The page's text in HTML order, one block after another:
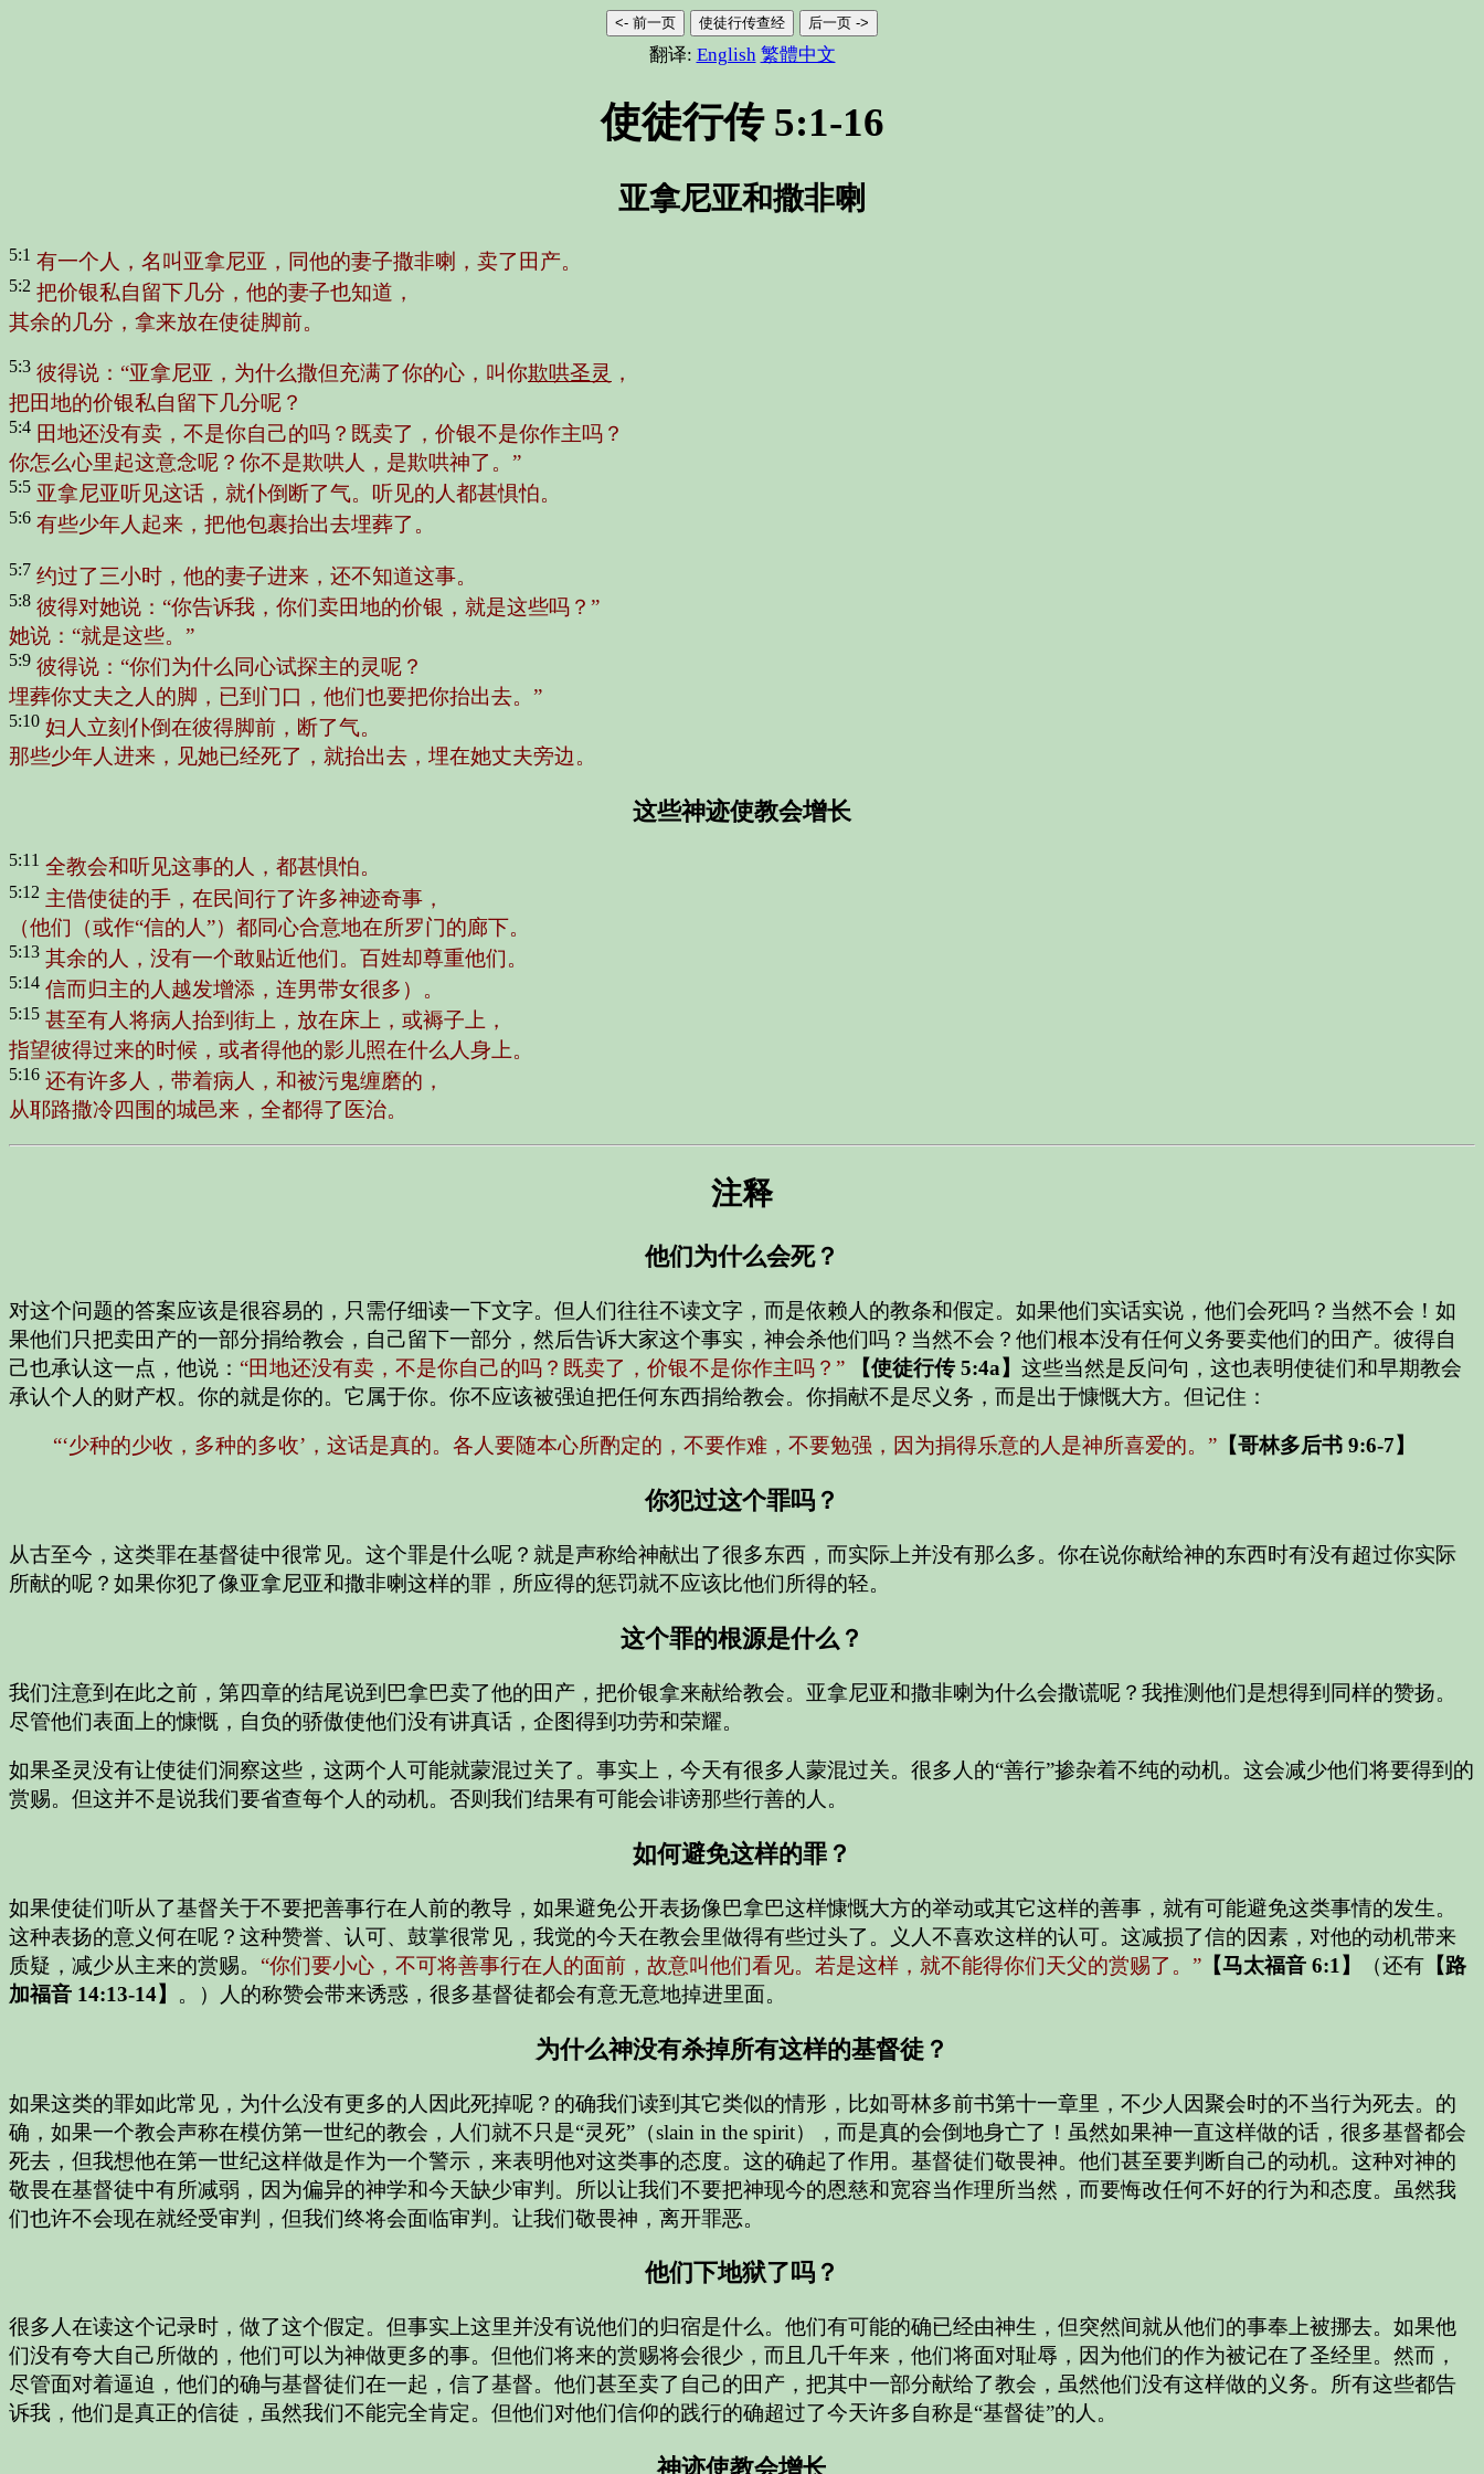
<- 前一页 使徒行传查经 后一页 ->
翻译: English 繁體中文
使徒行传 5:1-16
亚拿尼亚和撒非喇
5:1 有一个人，名叫亚拿尼亚，同他的妻子撒非喇，卖了田产。
5:2 把价银私自留下几分，他的妻子也知道，
其余的几分，拿来放在使徒脚前。
5:3 彼得说：“亚拿尼亚，为什么撒但充满了你的心，叫你欺哄圣灵 ，
把田地的价银私自留下几分呢？
5:4 田地还没有卖，不是你自己的吗？既卖了，价银不是你作主吗？
你怎么心里起这意念呢？你不是欺哄人，是欺哄神了。”
5:5 亚拿尼亚听见这话，就仆倒断了气。听见的人都甚惧怕。
5:6 有些少年人起来，把他包裹抬出去埋葬了。
5:7 约过了三小时，他的妻子进来，还不知道这事。
5:8 彼得对她说：“你告诉我，你们卖田地的价银，就是这些吗？”
她说：“就是这些。”
5:9 彼得说：“你们为什么同心试探主的灵呢？
埋葬你丈夫之人的脚，已到门口，他们也要把你抬出去。”
5:10 妇人立刻仆倒在彼得脚前，断了气。
那些少年人进来，见她已经死了，就抬出去，埋在她丈夫旁边。
这些神迹使教会增长
5:11 全教会和听见这事的人，都甚惧怕。
5:12 主借使徒的手，在民间行了许多神迹奇事，
（他们（或作“信的人”）都同心合意地在所罗门的廊下。
5:13 其余的人，没有一个敢贴近他们。百姓却尊重他们。
5:14 信而归主的人越发增添，连男带女很多）。
5:15 甚至有人将病人抬到街上，放在床上，或褥子上，
指望彼得过来的时候，或者得他的影儿照在什么人身上。
5:16 还有许多人，带着病人，和被污鬼缠磨的，
从耶路撒冷四围的城邑来，全都得了医治。
注释
他们为什么会死？
对这个问题的答案应该是很容易的，只需仔细读一下文字。但人们往往不读文字，而是依赖人的教条和假定。如果他们实话实说，他们会死吗？当然不会！如
果他们只把卖田产的一部分捐给教会，自己留下一部分，然后告诉大家这个事实，神会杀他们吗？当然不会？他们根本没有任何义务要卖他们的田产。彼得自
己也承认这一点，他说： “田地还没有卖，不是你自己的吗？既卖了，价银不是你作主吗？” 【使徒行传 5:4a】 这些当然是反问句，这也表明使徒们和早期教会
承认个人的财产权。你的就是你的。它属于你。你不应该被强迫把任何东西捐给教会。你捐献不是尽义务，而是出于慷慨大方。但记住：
“‘少种的少收，多种的多收’，这话是真的。各人要随本心所酌定的，不要作难，不要勉强，因为捐得乐意的人是神所喜爱的。” 【哥林多后书 9:6-7】
你犯过这个罪吗？
从古至今，这类罪在基督徒中很常见。这个罪是什么呢？就是声称给神献出了很多东西，而实际上并没有那么多。你在说你献给神的东西时有没有超过你实际
所献的呢？如果你犯了像亚拿尼亚和撒非喇这样的罪，所应得的惩罚就不应该比他们所得的轻。
这个罪的根源是什么？
我们注意到在此之前，第四章的结尾说到巴拿巴卖了他的田产，把价银拿来献给教会。亚拿尼亚和撒非喇为什么会撒谎呢？我推测他们是想得到同样的赞扬。
尽管他们表面上的慷慨，自负的骄傲使他们没有讲真话，企图得到功劳和荣耀。
如果圣灵没有让使徒们洞察这些，这两个人可能就蒙混过关了。事实上，今天有很多人蒙混过关。很多人的“善行”掺杂着不纯的动机。这会减少他们将要得到的
赏赐。但这并不是说我们要省查每个人的动机。否则我们结果有可能会诽谤那些行善的人。
如何避免这样的罪？
如果使徒们听从了基督关于不要把善事行在人前的教导，如果避免公开表扬像巴拿巴这样慷慨大方的举动或其它这样的善事，就有可能避免这类事情的发生。
这种表扬的意义何在呢？这种赞誉、认可、鼓掌很常见，我觉的今天在教会里做得有些过头了。义人不喜欢这样的认可。这减损了信的因素，对他的动机带来
质疑，减少从主来的赏赐。 “你们要小心，不可将善事行在人的面前，故意叫他们看见。若是这样，就不能得你们天父的赏赐了。” 【马太福音 6:1】 （还有 【路
加福音 14:13-14】 。）人的称赞会带来诱惑，很多基督徒都会有意无意地掉进里面。
为什么神没有杀掉所有这样的基督徒？
如果这类的罪如此常见，为什么没有更多的人因此死掉呢？的确我们读到其它类似的情形，比如哥林多前书第十一章里，不少人因聚会时的不当行为死去。的
确，如果一个教会声称在模仿第一世纪的教会，人们就不只是“灵死”（slain in the spirit），而是真的会倒地身亡了！虽然如果神一直这样做的话，很多基督都会
死去，但我想他在第一世纪这样做是作为一个警示，来表明他对这类事的态度。这的确起了作用。基督徒们敬畏神。他们甚至要判断自己的动机。这种对神的
敬畏在基督徒中有所减弱，因为偏异的神学和今天缺少审判。所以让我们不要把神现今的恩慈和宽容当作理所当然，而要悔改任何不好的行为和态度。虽然我
们也许不会现在就经受审判，但我们终将会面临审判。让我们敬畏神，离开罪恶。
他们下地狱了吗？
很多人在读这个记录时，做了这个假定。但事实上这里并没有说他们的归宿是什么。他们有可能的确已经由神生，但突然间就从他们的事奉上被挪去。如果他
们没有夸大自己所做的，他们可以为神做更多的事。但他们将来的赏赐将会很少，而且几千年来，他们将面对耻辱，因为他们的作为被记在了圣经里。然而，
尽管面对着逼迫，他们的确与基督徒们在一起，信了基督。他们甚至卖了自己的田产，把其中一部分献给了教会，虽然他们没有这样做的义务。所有这些都告
诉我，他们是真正的信徒，虽然我们不能完全肯定。但他们对他们信仰的践行的确超过了今天许多自称是“基督徒”的人。
神迹使教会增长